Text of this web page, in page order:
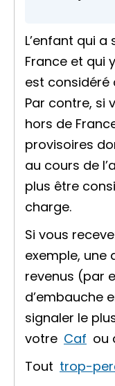
L’enfant qui
France et qui
est considéré
Par contre, si
hors de
provisoires
au cours de
plus être
charge.
Si vous
exemple, une
revenus (par
d’embauche
signaler le
votre Caf ou
Tout trop-